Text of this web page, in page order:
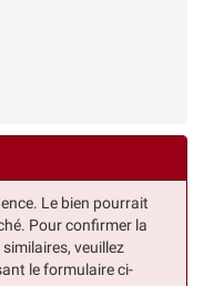
Le bien pourrait
Pour confirmer la
veuillez
le formulaire ci-